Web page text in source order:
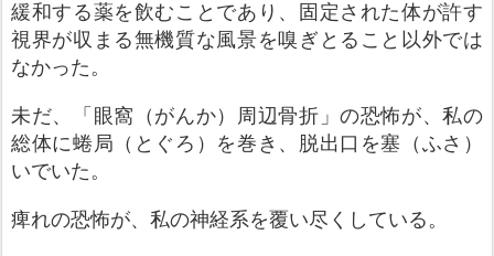
緩和する薬を飲むことであり、固定された体が許す
視界が収まる無機質な風景を嗅ぎとること以外では
なかった。
未だ、「眼窩（がんか）周辺骨折」の恐怖が、私の
総体に蜷局（とぐろ）を巻き、脱出口を塞（ふさ）
いでいた。
痺れの恐怖が、私の神経系を覆い尽くしている。